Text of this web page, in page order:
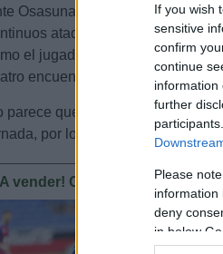
If you wish
sensitive
confirm
continue
information
further
Please
information
deny
in below
Osasuna tuvo mucho trabajo,
ataques rojillos. De
el jugador de LaLiga con más
encuentros.
parece que Michel vaya a tocar
por lo que lo normal es que
vender! Cinco perdedores de
jornada